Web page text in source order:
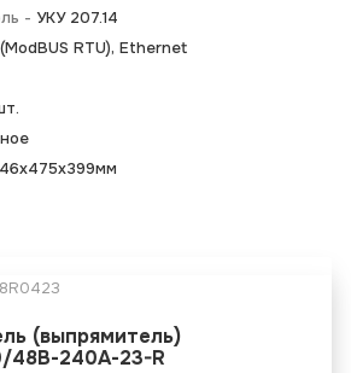
- УКУ 207.14
RTU), Ethernet
(выпрямитель)
48В-240А-23-R